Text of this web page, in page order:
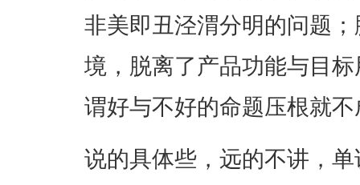
非美即丑泾渭分明的问题
境，脱离了产品功能与目
谓好与不好的命题压根就
说的具体些，远的不讲，单